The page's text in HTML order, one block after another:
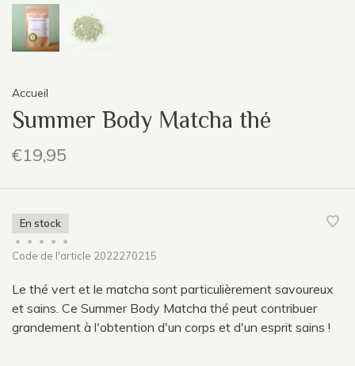
Accueil
Summer Body Matcha thé
€19,95
En stock
•
• • •
•
Code de l'article 2022270215
Le thé vert et le matcha sont particulièrement savoureux
et sains. Ce Summer Body Matcha thé peut contribuer
grandement à l'obtention d'un corps et d'un esprit sains !